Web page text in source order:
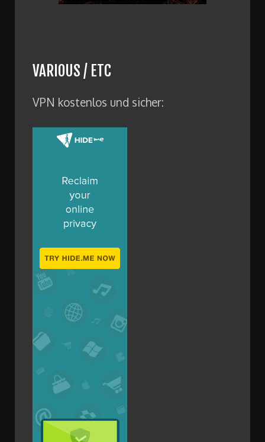
VARIOUS / ETC
VPN kostenlos und sicher: